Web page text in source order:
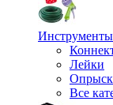
Лейки
Все